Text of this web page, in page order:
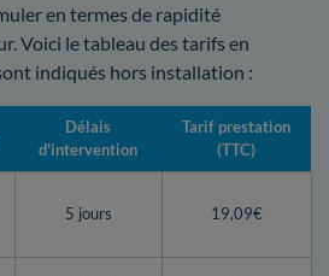
en termes de rapidité
Voici le tableau des tarifs en
indiqués hors installation :
Délais
d'intervention
Tarif prestation
(TTC)
5 jours 19,09€